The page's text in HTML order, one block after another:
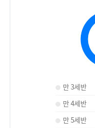
만 3세반
만 4세반
만 5세반